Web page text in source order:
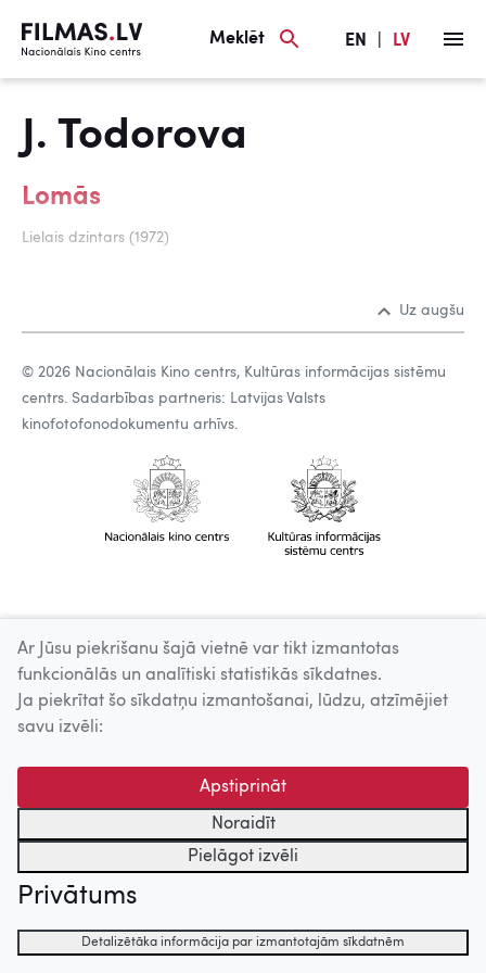
Meklēt EN LV
J. Todorova
Lomās
Lielais dzintars (1972)
Uz augšu
© 2026 Nacionālais Kino centrs, Kultūras informācijas sistēmu
centrs. Sadarbības partneris: Latvijas Valsts
kinofotofonodokumentu arhīvs.
Ar Jūsu piekrišanu šajā vietnē var tikt izmantotas
funkcionālās un analītiski statistikās sīkdatnes.
Ja piekrītat šo sīkdatņu izmantošanai, lūdzu, atzīmējiet
savu izvēli:
Apstiprināt
Noraidīt
Pielāgot izvēli
Privātums
Detalizētāka informācija par izmantotajām sīkdatnēm